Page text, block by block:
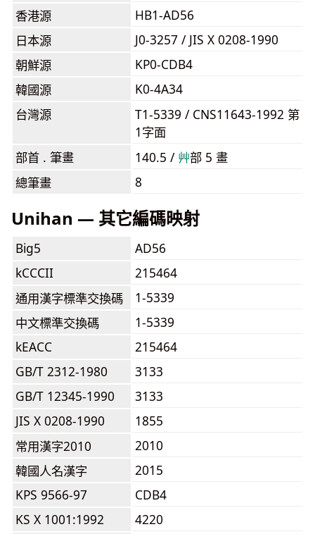
香港源
HB1-AD56
日本源
J0-3257 / JIS X 0208-1990
朝鮮源
KP0-CDB4
韓國源
K0-4A34
台灣源
T1-5339 / CNS11643-1992 第
1字面
部首 . 筆畫
140.5 / ⾋部 5 畫
總筆畫
8
Unihan — 其它編碼映射
Big5
AD56
kCCCII
215464
通用漢字標準交換碼
1-5339
中文標準交換碼
1-5339
kEACC
215464
GB/T 2312-1980
3133
GB/T 12345-1990
3133
JIS X 0208-1990
1855
常用漢字2010
2010
韓國人名漢字
2015
KPS 9566-97
CDB4
KS X 1001:1992
4220